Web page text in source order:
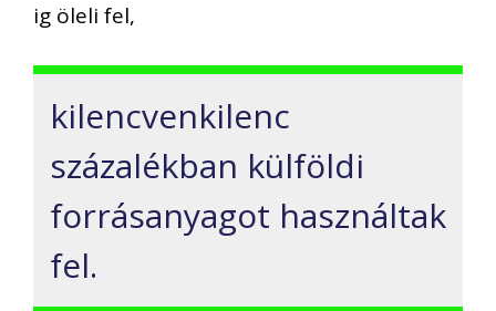
ig öleli fel,
kilencvenkilenc
százalékban külföldi
forrásanyagot használtak
fel.